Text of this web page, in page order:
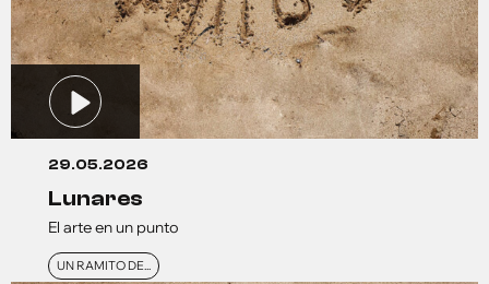
29.05.2026
lunares
El arte en un punto
UN RAMITO DE...